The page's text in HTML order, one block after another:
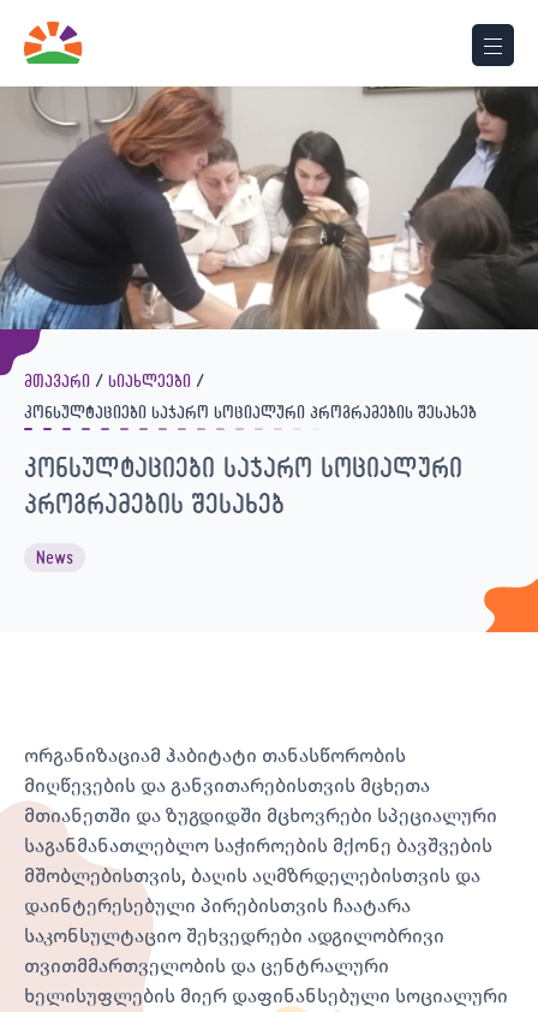
მთავარი
სიახლეები
კონსულტაციები საჯარო სოციალური პროგრამების შესახებ
კონსულტაციები საჯარო სოციალური
პროგრამების შესახებ
News
ორგანიზაციამ ჰაბიტატი თანასწორობის
მიღწევების და განვითარებისთვის მცხეთა
მთიანეთში და ზუგდიდში მცხოვრები სპეციალური
საგანმანათლებლო საჭიროების მქონე ბავშვების
მშობლებისთვის, ბაღის აღმზრდელებისთვის და
დაინტერესებული პირებისთვის ჩაატარა
საკონსულტაციო შეხვედრები ადგილობრივი
თვითმმართველობის და ცენტრალური
ხელისუფლების მიერ დაფინანსებული სოციალური